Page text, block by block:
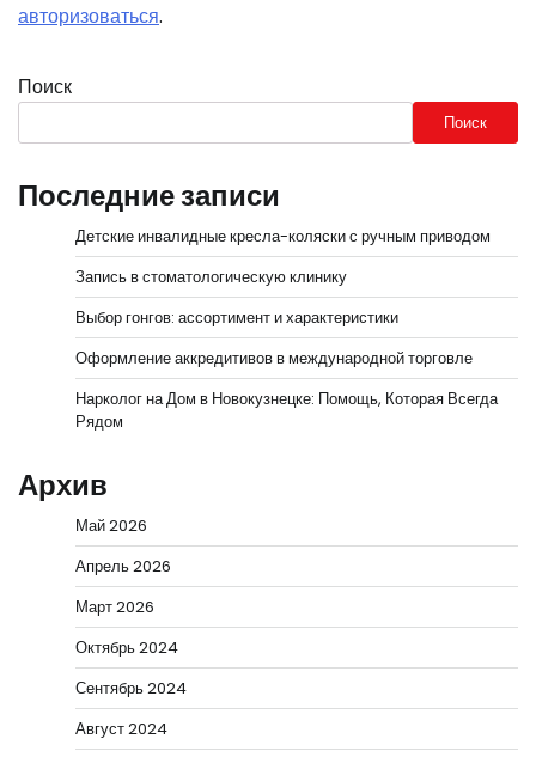
авторизоваться.
Поиск
Поиск
Последние записи
Детские инвалидные кресла-коляски с ручным приводом
Запись в стоматологическую клинику
Выбор гонгов: ассортимент и характеристики
Оформление аккредитивов в международной торговле
Нарколог на Дом в Новокузнецке: Помощь, Которая Всегда
Рядом
Архив
Май 2026
Апрель 2026
Март 2026
Октябрь 2024
Сентябрь 2024
Август 2024